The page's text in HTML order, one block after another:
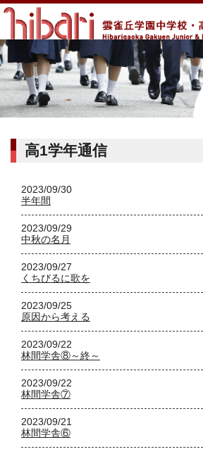
高1学年通信
2023/09/30
半年間
2023/09/29
中秋の名月
2023/09/27
くちびるに歌を
2023/09/25
原因から考える
2023/09/22
林間学舎⑧～終～
2023/09/22
林間学舎⑦
2023/09/21
林間学舎⑥